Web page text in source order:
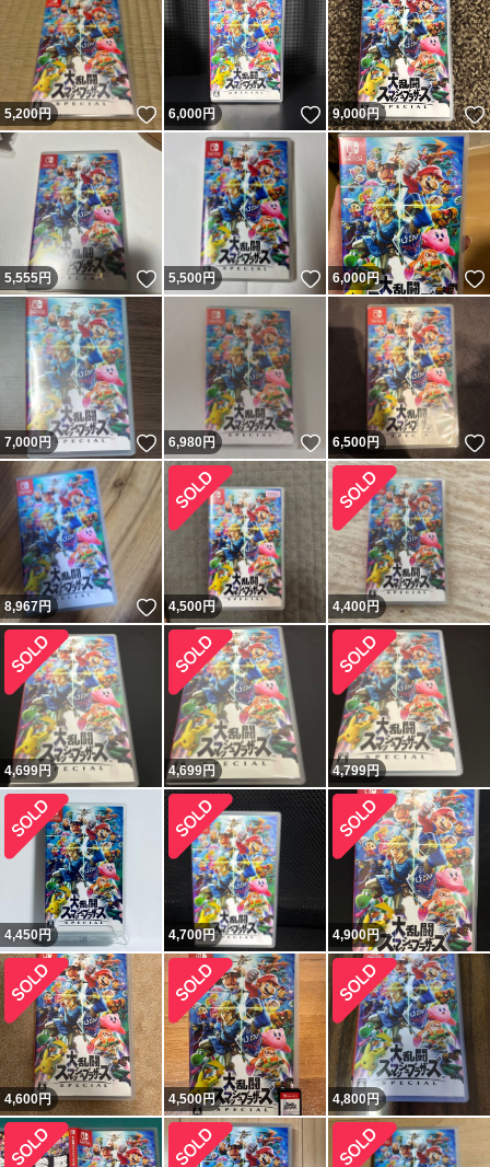
5,200円 いいね！
6,000円 いいね！
9,000円
5,555円 いいね！
5,500円 いいね！
6,000円
7,000円 いいね！
6,980円 いいね！
6,500円
8,967円 いいね！
4,500円 4,400円
4,699円 4,699円 4,799円
4,450円 4,700円 4,900円
4,600円 4,500円 4,800円